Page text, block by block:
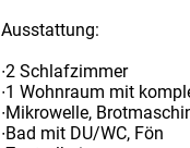
Ausstattung:
∙2 Schlafzimmer
∙1 Wohnraum mit
∙Mikrowelle,
∙Bad mit DU/WC, Fön